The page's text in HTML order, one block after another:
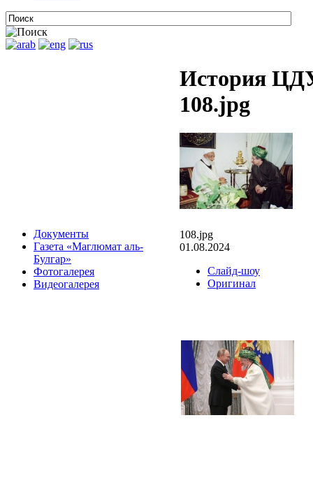
Документы
Газета «Маглюмат аль-
Булгар»
Фотогалерея
Видеогалерея
История
108.jpg
108.jpg
01.08.2024
Слайд-шоу
Оригинал